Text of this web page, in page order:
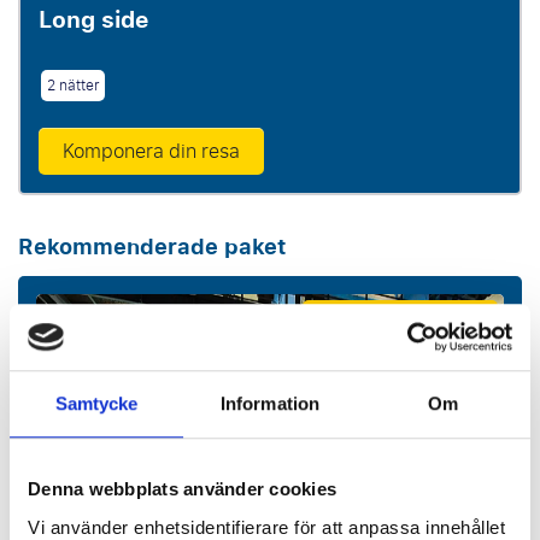
Samtycke Information Om
Denna webbplats använder cookies
Vi använder enhetsidentifierare för att anpassa innehållet
Long side
2 nätter
Komponera din resa
Rekommenderade paket
P.P. FRÅN
7697 SEK p.p.